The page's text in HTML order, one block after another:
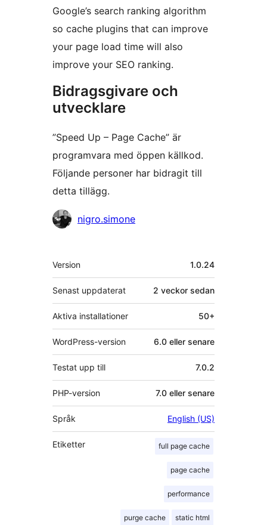
Google’s search ranking algorithm
so cache plugins that can improve
your page load time will also
improve your SEO ranking.
Bidragsgivare och
utvecklare
”Speed Up – Page Cache” är
programvara med öppen källkod.
Följande personer har bidragit till
detta tillägg.
Bidragandenigro.simone
Meta
Version 1.0.24
Senast uppdaterat 2 veckor sedan
Aktiva installationer 50+
WordPress-version 6.0 eller senare
Testat upp till 7.0.2
PHP-version 7.0 eller senare
Språk English (US)
Etiketter full page cache
page cache
performance
purge cache static html